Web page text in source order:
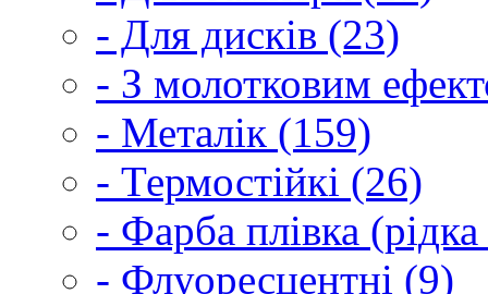
- Для дисків (23)
- З молотковим
- Металік (159)
- Термостійкі (26)
- Фарба плівка
- Флуоресцентні (9)